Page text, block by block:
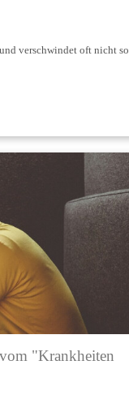
verschwindet oft nicht so
"Krankheiten